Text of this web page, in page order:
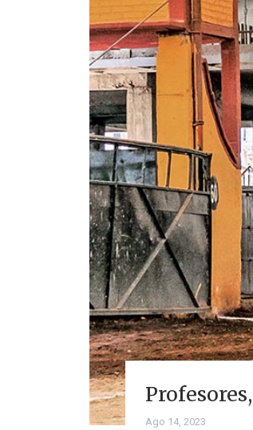
Ago 14, 2023